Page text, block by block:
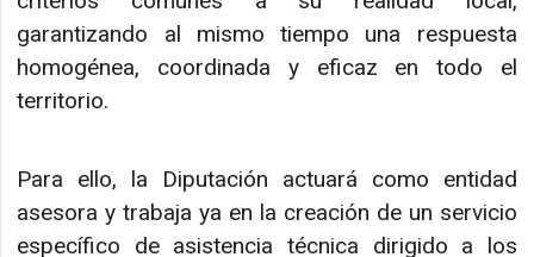
garantizando al mismo tiempo una respuesta
homogénea, coordinada y eficaz en todo el
territorio.
Para ello, la Diputación actuará como entidad
asesora y trabaja ya en la creación de un servicio
específico de asistencia técnica dirigido a los